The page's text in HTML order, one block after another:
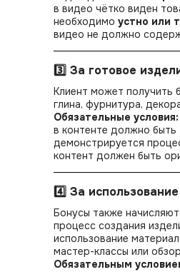
в видео чётко виден
необходимо устно или
видео не должно
3️⃣ За готовое
Клиент может получить
глина, фурнитура,
Обязательные условия:
в контенте должно быть
демонстрируется
контент должен быть
4️⃣ За
Бонусы также
процесс создания
использование
мастер-классы или
Обязательным